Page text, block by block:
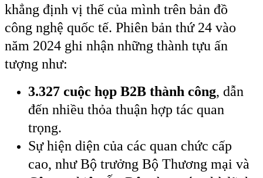
khẳng định vị thế của mình trên bản đồ
công nghệ quốc tế. Phiên bản thứ 24 vào
năm 2024 ghi nhận những thành tựu ấn
tượng như:
3.327 cuộc họp B2B thành công, dẫn
đến nhiều thỏa thuận hợp tác quan
trọng.
Sự hiện diện của các quan chức cấp
cao, như Bộ trưởng Bộ Thương mại và